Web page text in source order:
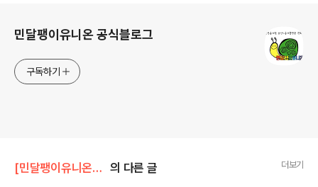
민달팽이유니온 공식블로그
구독하기
[민달팽이유니온]/* 언론보도 의 다른 글 더보기